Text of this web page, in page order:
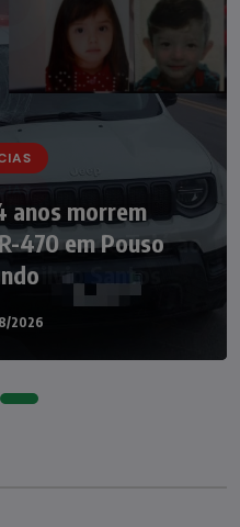
anos morrem
470 em Pouso
2026
o nome de Taió ao
Silvio Santos
2026